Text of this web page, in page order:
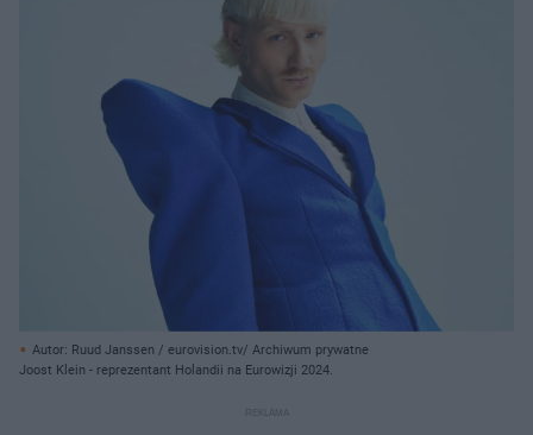
Autor: Ruud Janssen / eurovision.tv/ Archiwum prywatne
Joost Klein - reprezentant Holandii na Eurowizji 2024.